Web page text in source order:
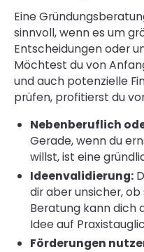
Eine
sinnvoll, wenn es um
Entscheidungen oder
Möchtest du von
und auch potenzielle
prüfen, profitierst du
Nebenberuflich
Gerade, wenn du
willst, ist eine
Ideenvalidierung:
dir aber unsicher,
Beratung kann dich
Idee auf
Förderungen